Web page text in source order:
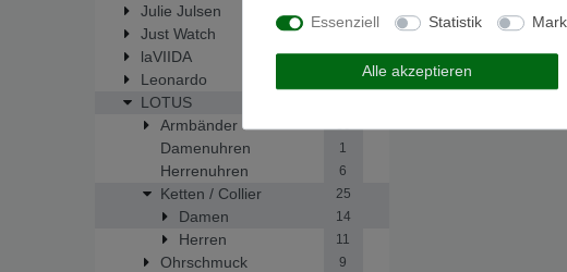
Julie Julsen
Just Watch
laVIIDA 17
Leonardo
LOTUS
Armbänder 69
Damenuhren 1
Herrenuhren 6
Ketten / Collier 25
Damen 14
Herren 11
Ohrschmuck 9
Essenziell Statistik
Alle akzeptieren